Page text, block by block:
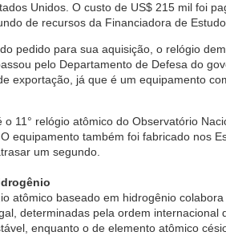
Unidos. O custo de US$ 215 mil foi
de recursos da Financiadora de
pedido para sua aquisição, o relógio
pelo Departamento de Defesa do
exportação, já que é um equipamento
o 11° relógio atômico do Observatório
equipamento também foi fabricado nos
um segundo.
atômico baseado em hidrogênio
determinadas pela ordem internacional
enquanto o de elemento atômico